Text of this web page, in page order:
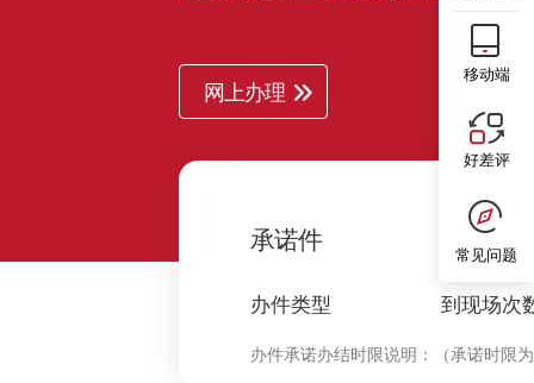
网上办理
承诺件
办件类型
0
到现场次
办件承诺办结时限说明： （承诺时限
移动端
好差评
常见问题